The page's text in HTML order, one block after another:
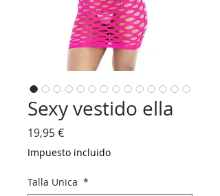
Sexy vestido ella
19,95 €Precio
Impuesto incluido
Talla Unica *